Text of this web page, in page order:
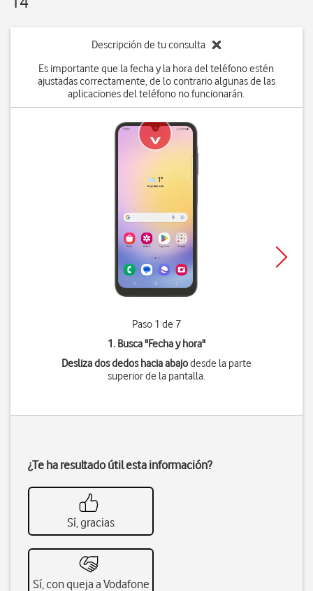
Descripción de tu consulta
Es importante que la fecha y la hora del teléfono estén
ajustadas correctamente, de lo contrario algunas de las
aplicaciones del teléfono no funcionarán.
Paso 1 de 7
1. Busca "Fecha y hora"
Desliza dos dedos hacia abajodesde la parte
superior de la pantalla.
¿Te ha resultado útil esta información?
Sí, gracias
Sí, con queja a Vodafone